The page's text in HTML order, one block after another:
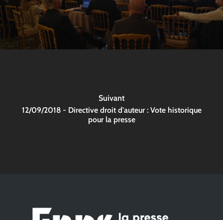
Suivant
12/09/2018 - Directive droit d'auteur : Vote historique
pour la presse